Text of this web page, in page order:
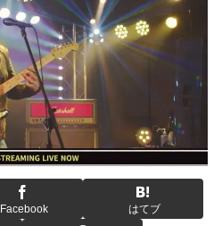
Facebook はてブ